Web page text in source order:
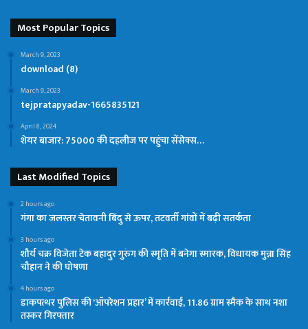
Most Popular Topics
March 9, 2023
download (8)
March 9, 2023
tejpratapyadav-1665835121
April 8, 2024
शेयर बाजार: 75000 की दहलीज पर पहुंचा सेंसेक्स…
Last Modified Topics
2 hours ago
गंगा का जलस्तर चेतावनी बिंदु से ऊपर, तटवर्ती गांवों में बढ़ी सतर्कता
3 hours ago
शौर्य चक्र विजेता टेक बहादुर गुरुंग की स्मृति में बनेगा स्मारक, विधायक मुन्ना सिंह
चौहान ने की घोषणा
4 hours ago
डाकपत्थर पुलिस की ‘ऑपरेशन प्रहार’ में कार्रवाई, 11.86 ग्राम स्मैक के साथ नशा
तस्कर गिरफ्तार